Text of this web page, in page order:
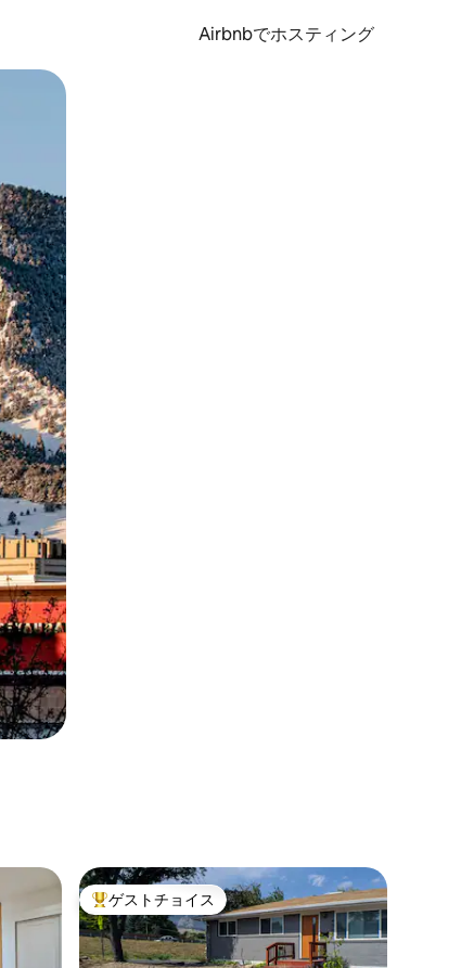
Airbnbでホスティング
きます。
大好評のゲストチョイスです。
ゲストチョイス